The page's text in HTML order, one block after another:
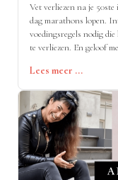
Vet verliezen na je
dag marathons lopen.
voedingsregels nodig
te verliezen. En geloof
chocomousse).
Lees meer ...